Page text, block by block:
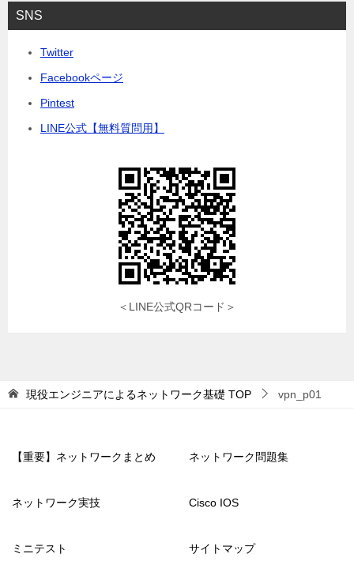
SNS
Twitter
Facebookページ
Pintest
LINE公式【無料質問用】
＜LINE公式QRコード＞
現役エンジニアによるネットワーク基礎 TOP vpn_p01
【重要】ネットワークまとめ ネットワーク問題集
ネットワーク実技 Cisco IOS
ミニテスト サイトマップ